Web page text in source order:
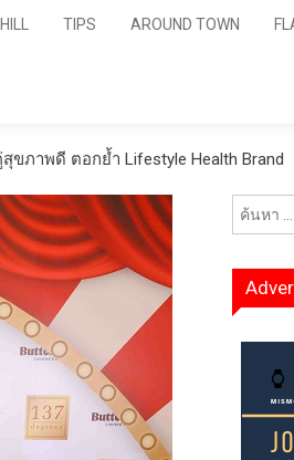
TIPS AROUND TOWN
ขภาพดี ตอกย้ำ Lifestyle Health Brand